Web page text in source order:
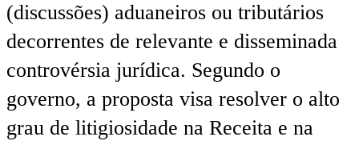
(discussões) aduaneiros ou tributários
decorrentes de relevante e disseminada
controvérsia jurídica. Segundo o
governo, a proposta visa resolver o alto
grau de litigiosidade na Receita e na